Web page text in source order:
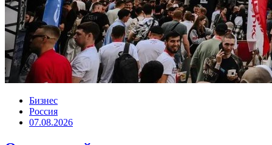
Бизнес
Россия
07.08.2026